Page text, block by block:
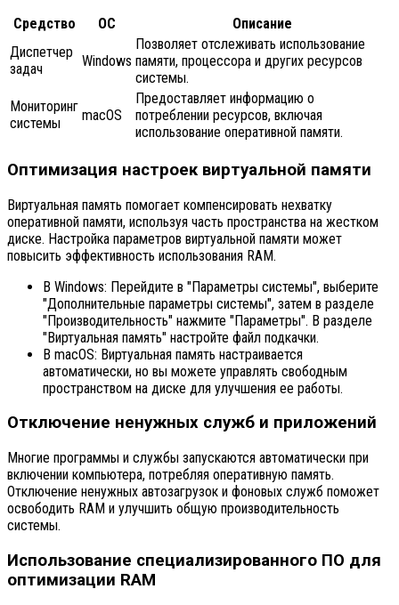
Средство
ОС
Описание
Диспетчер
задач
Windows
Позволяет отслеживать использование
памяти, процессора и других ресурсов
системы.
Мониторинг
системы
macOS
Предоставляет информацию о
потреблении ресурсов, включая
использование оперативной памяти.
Оптимизация настроек виртуальной памяти
Виртуальная память помогает компенсировать нехватку
оперативной памяти, используя часть пространства на жестком
диске. Настройка параметров виртуальной памяти может
повысить эффективность использования RAM.
В Windows: Перейдите в "Параметры системы", выберите
"Дополнительные параметры системы", затем в разделе
"Производительность" нажмите "Параметры". В разделе
"Виртуальная память" настройте файл подкачки.
В macOS: Виртуальная память настраивается
автоматически, но вы можете управлять свободным
пространством на диске для улучшения ее работы.
Отключение ненужных служб и приложений
Многие программы и службы запускаются автоматически при
включении компьютера, потребляя оперативную память.
Отключение ненужных автозагрузок и фоновых служб поможет
освободить RAM и улучшить общую производительность
системы.
Использование специализированного ПО для
оптимизации RAM